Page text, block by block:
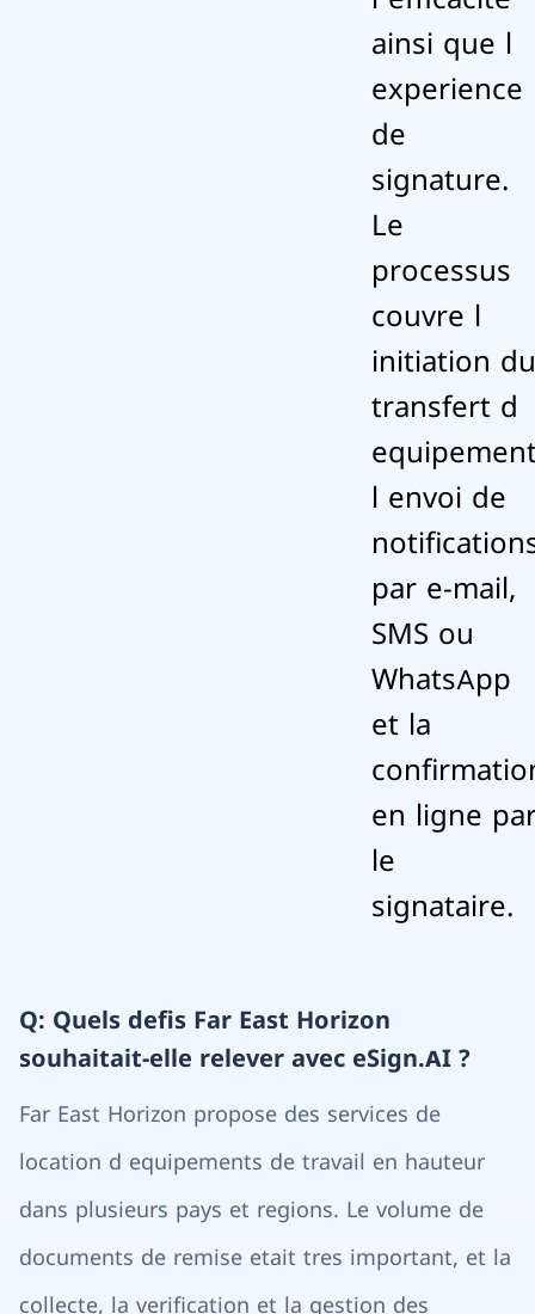
ainsi que l
experience
de
signature.
Le
processus
couvre l
initiation du
transfert d
l envoi de
par e-mail,
SMS ou
WhatsApp
et la
en ligne
le
signataire.
Q: Quels defis Far East Horizon
souhaitait-elle relever avec eSign.AI ?
Far East Horizon propose des services de
location d equipements de travail en hauteur
dans plusieurs pays et regions. Le volume de
documents de remise etait tres important, et la
collecte, la verification et la gestion des